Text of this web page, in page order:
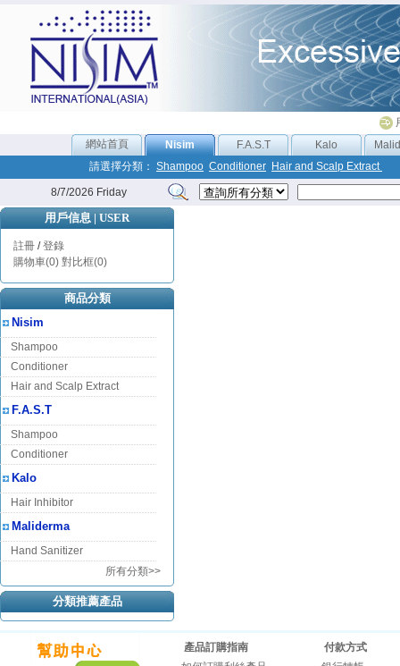
網站首頁
Nisim F.A.S.T Kalo
請選擇分類： Shampoo Conditioner Hair and Scalp Extract
8/7/2026 Friday
用戶信息 | USER
註冊 /登錄
購物車(0) 對比框(0)
商品分類
Nisim
Shampoo
Conditioner
Hair and Scalp Extract
F.A.S.T
Shampoo
Conditioner
Kalo
Hair Inhibitor
Maliderma
Hand Sanitizer
所有分類>>
分類推薦產品
產品訂購指南
付款方式